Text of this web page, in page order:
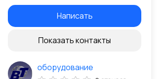
Написать
Показать контакты
оборудование